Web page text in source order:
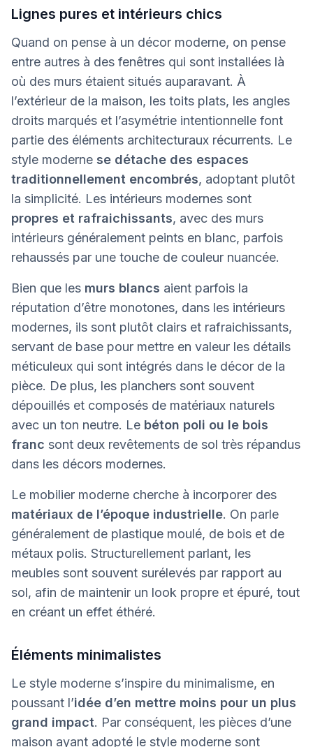
Lignes pures et intérieurs chics
Quand on pense à un décor moderne, on pense
entre autres à des fenêtres qui sont installées là
où des murs étaient situés auparavant. À
l’extérieur de la maison, les toits plats, les angles
droits marqués et l’asymétrie intentionnelle font
partie des éléments architecturaux récurrents. Le
style moderne se détache des espaces
traditionnellement encombrés, adoptant plutôt
la simplicité. Les intérieurs modernes sont
propres et rafraichissants, avec des murs
intérieurs généralement peints en blanc, parfois
rehaussés par une touche de couleur nuancée.
Bien que les murs blancs aient parfois la
réputation d’être monotones, dans les intérieurs
modernes, ils sont plutôt clairs et rafraichissants,
servant de base pour mettre en valeur les détails
méticuleux qui sont intégrés dans le décor de la
pièce. De plus, les planchers sont souvent
dépouillés et composés de matériaux naturels
avec un ton neutre. Le béton poli ou le bois
franc sont deux revêtements de sol très répandus
dans les décors modernes.
Le mobilier moderne cherche à incorporer des
matériaux de l’époque industrielle. On parle
généralement de plastique moulé, de bois et de
métaux polis. Structurellement parlant, les
meubles sont souvent surélevés par rapport au
sol, afin de maintenir un look propre et épuré, tout
en créant un effet éthéré.
Éléments minimalistes
Le style moderne s’inspire du minimalisme, en
poussant l’idée d’en mettre moins pour un plus
grand impact. Par conséquent, les pièces d’une
maison ayant adopté le style moderne sont